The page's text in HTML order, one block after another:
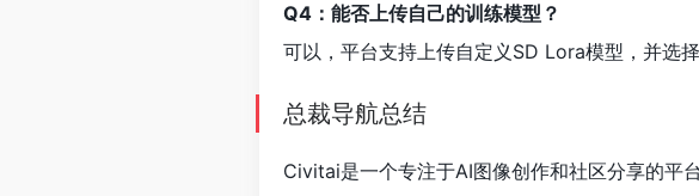
Q4：能否上传自己的训练模型？
可以，平台支持上传自定义SD Lora模型，并选择
总裁导航总结
Civitai是一个专注于AI图像创作和社区分享的平